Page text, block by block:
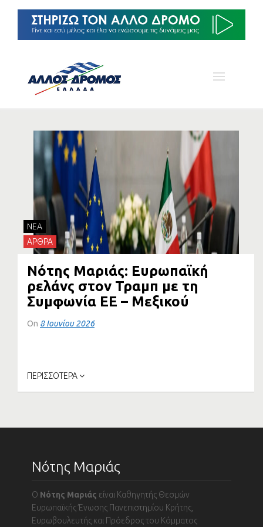
NEA
ΑΡΘΡΑ
Νότης Μαριάς: Ευρωπαϊκή
ρελάνς στον Τραμπ με τη
Συμφωνία ΕΕ – Μεξικού
On 8 Ιουνίου 2026
ΠΕΡΙΣΣΟΤΕΡΑ
Νότης Μαριάς
Ο Νότης Μαριάς είναι Καθηγητής Θεσμών
Ευρωπαϊκής Ένωσης Πανεπιστημίου Κρήτης,
Ευρωβουλευτής και Πρόεδρος του Κόμματος